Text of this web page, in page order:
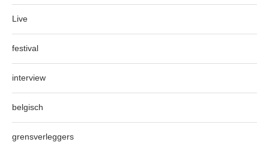
Live
festival
interview
belgisch
grensverleggers